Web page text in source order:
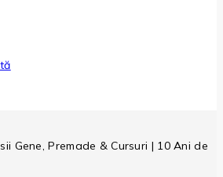
Gene, Premade & Cursuri | 10 Ani de